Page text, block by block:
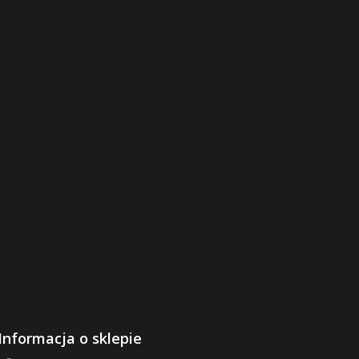
Informacja o sklepie